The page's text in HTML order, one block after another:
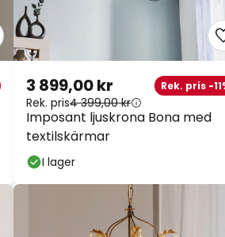
Imposant ljuskrona Bona med
textilskärmar
3 899,00 kr Rek. pris -11%
Rek. pris4 399,00 kr
I lager